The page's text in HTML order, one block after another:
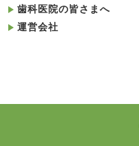
歯科医院の皆さまへ
運営会社